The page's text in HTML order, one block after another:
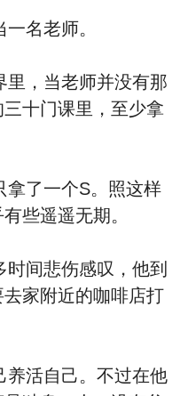
名老师。
，当老师并没有那
十门课里，至少拿
了一个S。照这样
些遥遥无期。
间悲伤感叹，他到
家附近的咖啡店打
活自己。不过在他